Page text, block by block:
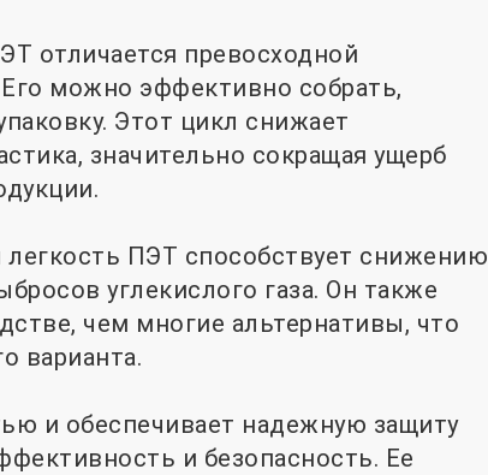
отличается превосходной
можно эффективно собрать,
Этот цикл снижает
значительно сокращая ущерб
легкость ПЭТ способствует снижению
углекислого газа. Он также
чем многие альтернативы, что
варианта.
и обеспечивает надежную защиту
и безопасность. Ее